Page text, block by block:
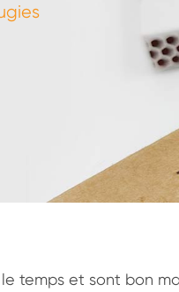
temps et sont bon